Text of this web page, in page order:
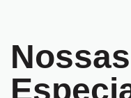
Nossas